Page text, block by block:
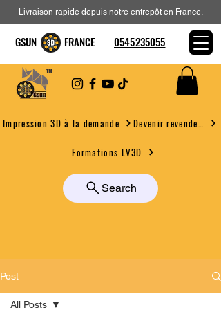
Impression 3D à la demande
Formations LV3D
Search
Livraison rapide depuis notre entrepôt en France.
GSUN FRANCE 0545235055
Post
All Posts